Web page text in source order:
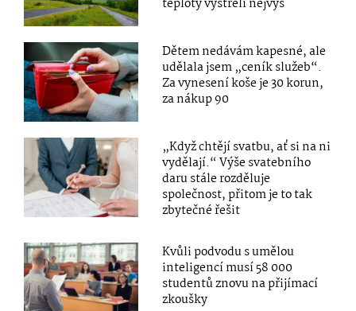
teploty vystřelí nejvýš
Dětem nedávám kapesné, ale
udělala jsem „ceník služeb“.
Za vynesení koše je 30 korun,
za nákup 90
„Když chtějí svatbu, ať si na ni
vydělají.“ Výše svatebního
daru stále rozděluje
společnost, přitom je to tak
zbytečné řešit
Kvůli podvodu s umělou
inteligencí musí 58 000
studentů znovu na přijímací
zkoušky